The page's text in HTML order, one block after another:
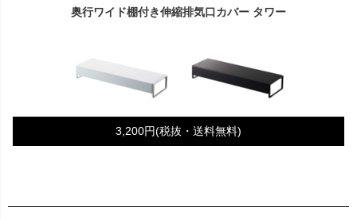
奥行ワイド棚付き伸縮排気口カバー タワー
3,200円(税抜・送料無料)